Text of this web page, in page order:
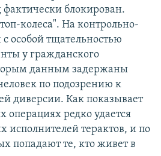
фактически блокирован.
колеса". На контрольно-
особой тщательностью
у гражданского
данным задержаны
по подозрению к
диверсии. Как показывает
операциях редко удается
исполнителей терактов, и по
попадают те, кто живет в